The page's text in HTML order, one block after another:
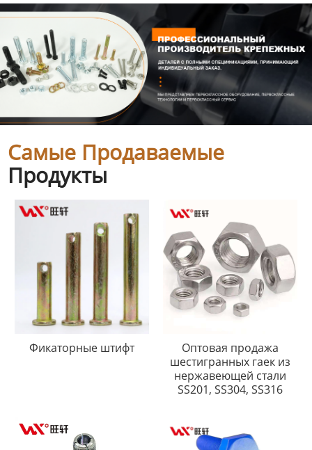
Самые Продаваемые
Продукты
Фикаторные штифт
Оптовая продажа
шестигранных гаек из
нержавеющей стали
SS201, SS304, SS316